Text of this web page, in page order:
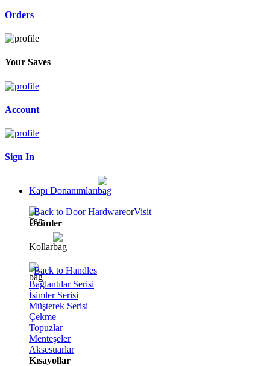
Orders
Your Saves
Account
Sign In
Kapı Donanımları
Back to Door HardwareorVisit
Ürünler
Kollar
Back to Handles
Bağlantılar Serisi
İsimler Serisi
Müşterek Serisi
Çekme
Topuzlar
Menteşeler
Aksesuarlar
Kısayollar